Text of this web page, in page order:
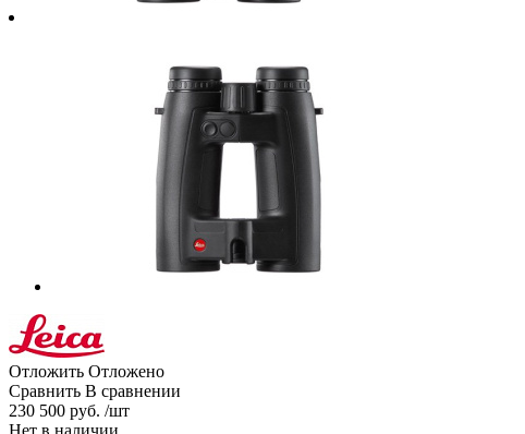
Отложить Отложено
Сравнить В сравнении
230 500 руб. /шт
Нет в наличии